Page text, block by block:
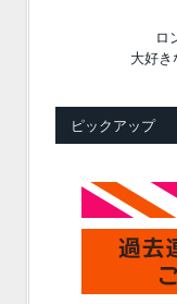
ロ
大好
ピックアップ